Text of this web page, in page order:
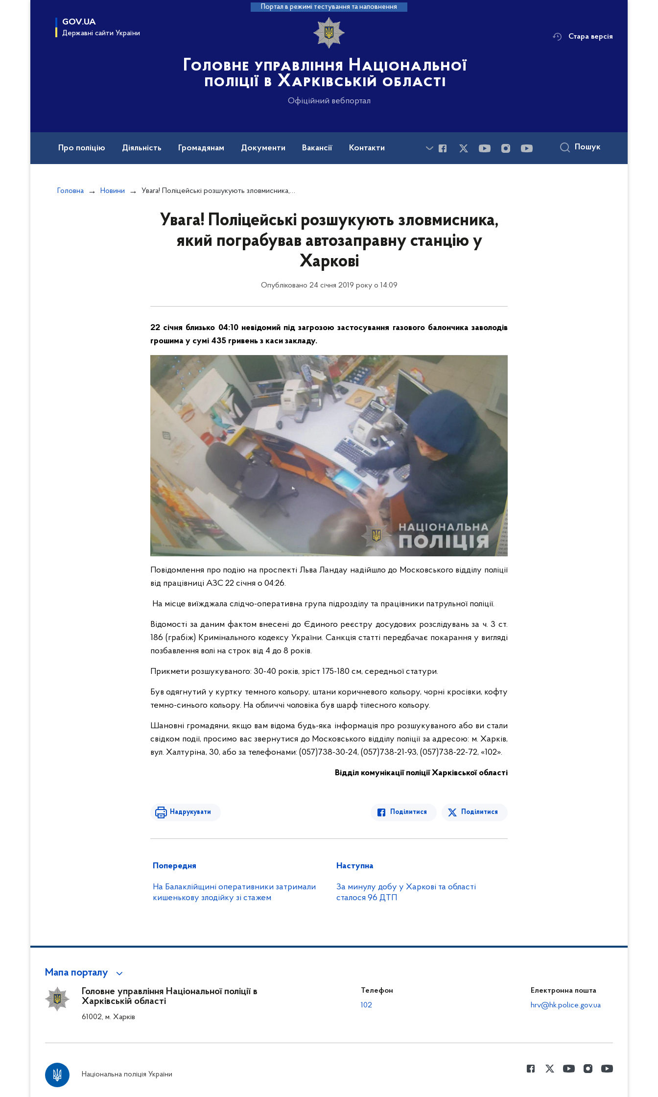
Портал в режимі тестування та наповнення
GOV.UA
Державні сайти України
Головне управління Національної
поліції в Харківській області
Офіційний вебпортал
Стара версія
Про поліцію Діяльність Громадянам Документи Вакансії Контакти Пошук
Головна Новини Увага! Поліцейські розшукують зловмисника, який пограбував автозаправну станцію у Харкові
Увага! Поліцейські розшукують зловмисника,
який пограбував автозаправну станцію у
Харкові
Опубліковано 24 січня 2019 року о 14:09
22 січня близько 04:10 невідомий під загрозою застосування газового балончика заволодів
грошима у сумі 435 гривень з каси закладу.
Повідомлення про подію на проспекті Льва Ландау надійшло до Московського відділу поліції
від працівниці АЗС 22 січня о 04:26.
На місце виїжджала слідчо-оперативна група підрозділу та працівники патрульної поліції.
Відомості за даним фактом внесені до Єдиного реєстру досудових розслідувань за ч. 3 ст.
186 (грабіж) Кримінального кодексу України. Санкція статті передбачає покарання у вигляді
позбавлення волі на строк від 4 до 8 років.
Прикмети розшукуваного: 30-40 років, зріст 175-180 см, середньої статури.
Був одягнутий у куртку темного кольору, штани коричневого кольору, чорні кросівки, кофту
темно-синього кольору. На обличчі чоловіка був шарф тілесного кольору.
Шановні громадяни, якщо вам відома будь-яка інформація про розшукуваного або ви стали
свідком події, просимо вас звернутися до Московського відділу поліції за адресою: м. Харків,
вул. Халтуріна, 30, або за телефонами: (057)738-30-24, (057)738-21-93, (057)738-22-72, «102».
Відділ комунікації поліції Харківської області
Надрукувати Поділитися Поділитися
Попередня
На Балаклійщині оперативники затримали
кишенькову злодійку зі стажем
Наступна
За минулу добу у Харкові та області
сталося 96 ДТП
Мапа порталу
Головне управління Національної поліції в
Харківській області
61002, м. Харків
Телефон
102
Електронна пошта
hrv@hk.police.gov.ua
Національна поліція України